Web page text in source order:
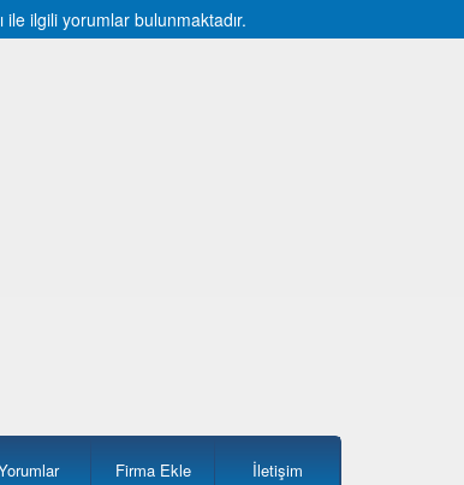
ilgili yorumlar bulunmaktadır.
Firma Ekle İletişim